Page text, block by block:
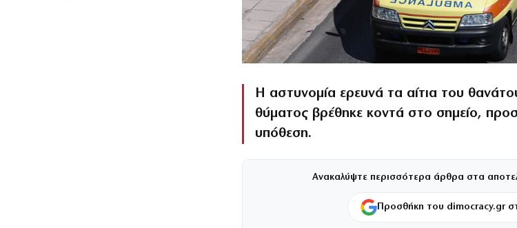
Η αστυνομία ερευνά τα αίτια του
θύματος βρέθηκε κοντά στο σημείο,
υπόθεση.
Ανακαλύψτε περισσότερα άρθρα στα
Προσθήκη του dimocracy.gr